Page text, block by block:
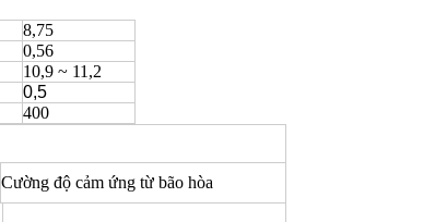
8,75
0,56
10,9 ~ 11,2
0,5
400
Cường độ cảm ứng từ bão hòa